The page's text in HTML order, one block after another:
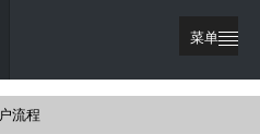
菜单
流程